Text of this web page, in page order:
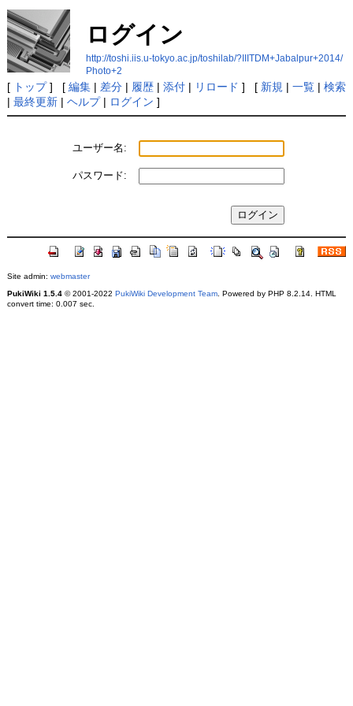
ログイン
http://toshi.iis.u-tokyo.ac.jp/toshilab/?IIITDM+Jabalpur+2014/
Photo+2
[ トップ] [ 編集| 差分| 履歴| 添付| リロード ] [ 新規 | 一覧| 検索
| 最終更新| ヘルプ| ログイン ]
ユーザー名:
パスワード:
Site admin: webmaster
PukiWiki 1.5.4© 2001-2022 PukiWiki Development Team. Powered by PHP 8.2.14. HTML
convert time: 0.007 sec.